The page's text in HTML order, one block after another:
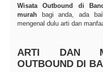
Wisata Outbound di
murah bagi anda, ada
mengenal dulu arti dan
ARTI DAN
OUTBOUND DI